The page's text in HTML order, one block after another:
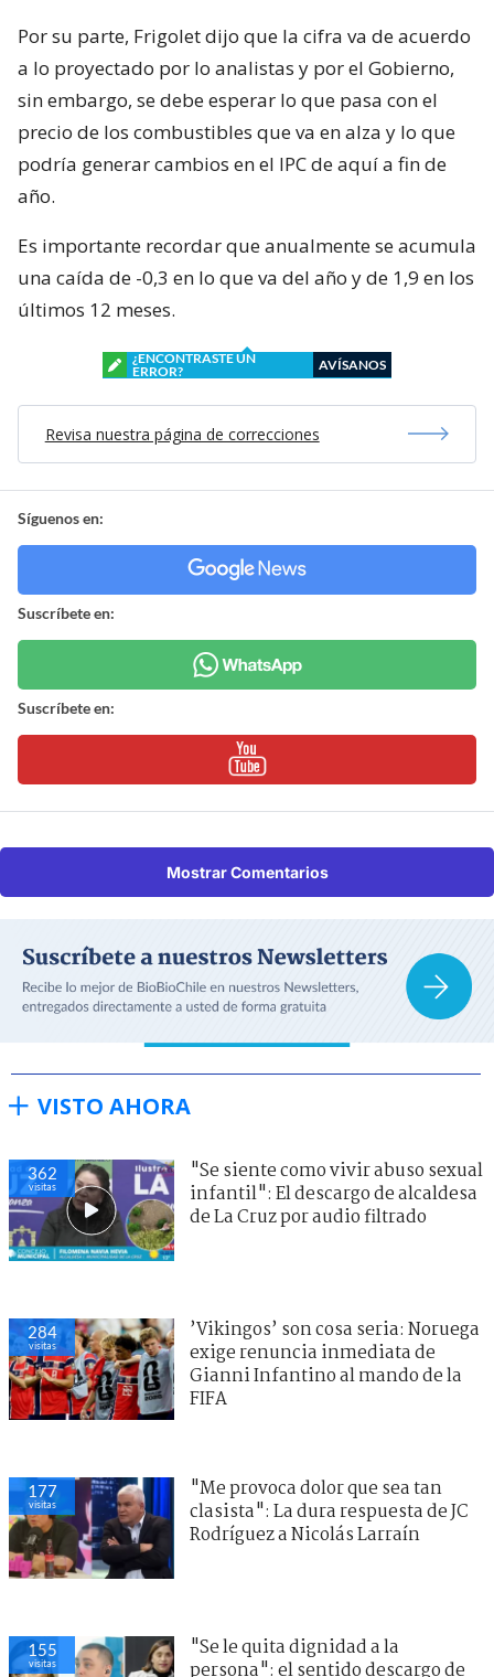
Por su parte, Frigolet dijo que la cifra va de acuerdo
a lo proyectado por lo analistas y por el Gobierno,
sin embargo, se debe esperar lo que pasa con el
precio de los combustibles que va en alza y lo que
podría generar cambios en el IPC de aquí a fin de
año.
Es importante recordar que anualmente se acumula
una caída de -0,3 en lo que va del año y de 1,9 en los
últimos 12 meses.
¿ENCONTRASTE UN
ERROR?
AVÍSANOS
Revisa nuestra página de correcciones
Síguenos en:
Suscríbete en:
Suscríbete en:
Mostrar Comentarios
VISTO AHORA
362
visitas
"Se siente como vivir abuso sexual
infantil": El descargo de alcaldesa
de La Cruz por audio filtrado
284
visitas
’Vikingos’ son cosa seria: Noruega
exige renuncia inmediata de
Gianni Infantino al mando de la
FIFA
177
visitas
"Me provoca dolor que sea tan
clasista": La dura respuesta de JC
Rodríguez a Nicolás Larraín
155
visitas
"Se le quita dignidad a la
persona": el sentido descargo de